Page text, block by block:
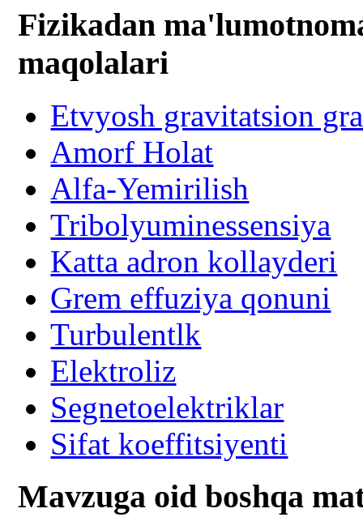
Fizikadan
maqolalari
Etvyosh gravitatsion
Amorf Holat
Alfa-Yemirilish
Tribolyuminessensiya
Katta adron kollayderi
Grem effuziya qonuni
Turbulentlk
Elektroliz
Segnetoelektriklar
Sifat koeffitsiyenti
Mavzuga oid boshqa